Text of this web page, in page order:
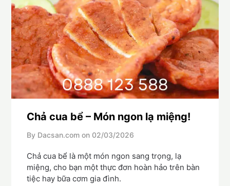
Chả cua bể – Món ngon lạ miệng!
By Dacsan.com on 02/03/2026
Chả cua bể là một món ngon sang trọng, lạ
miệng, cho bạn một thực đơn hoàn hảo trên bàn
tiệc hay bữa cơm gia đình.